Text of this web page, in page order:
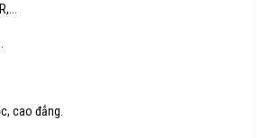
cao đẳng.